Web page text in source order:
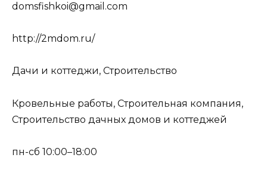
domsfishkoi@gmail.com
http://2mdom.ru/
Дачи и коттеджи, Строительство
Кровельные работы, Строительная компания,
Строительство дачных домов и коттеджей
пн-сб 10:00–18:00